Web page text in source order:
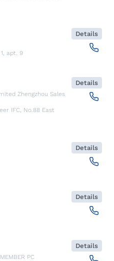
apt. 9
Details
Zhengzhou Sales
IFC, No.88 East
Details
Details
Details
PC
Details